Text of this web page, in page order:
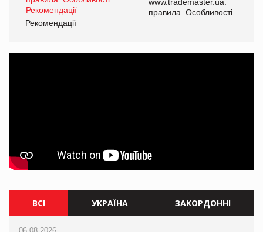
правила. Особливості.
Рекомендації
ВСІ УКРАЇНА ЗАКОРДОННІ